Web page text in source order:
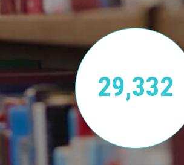
29,332